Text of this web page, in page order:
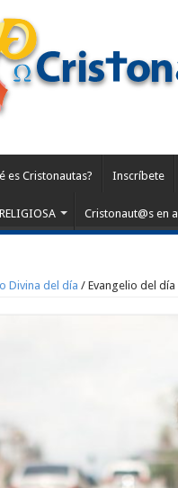
es Cristonautas? Inscríbete
Cristonaut@s en
Divina del día / Evangelio del